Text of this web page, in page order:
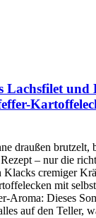
Lachsfilet
draußen brutzelt,
– nur die
Klacks cremiger
mit
Aroma: Dieses
auf den Teller,